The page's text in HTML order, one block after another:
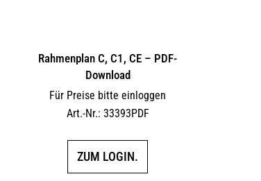
Rahmenplan C, C1, CE – PDF-
Download
Für Preise bitte einloggen
Art.-Nr.: 33393PDF
ZUM LOGIN.